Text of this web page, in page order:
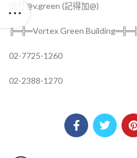
或打@v.green (記得加@)
╠═╬═Vortex Green Building═╬═╣
02-7725-1260
02-2388-1270